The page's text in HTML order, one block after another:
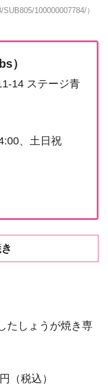
100000007784/）
）
14 ステージ青
、土日祝
たしょうが焼き専
（税込）